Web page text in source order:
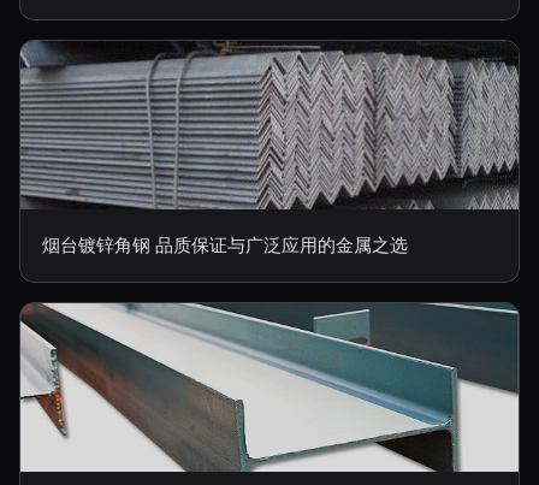
烟台镀锌角钢 品质保证与广泛应用的金属之选